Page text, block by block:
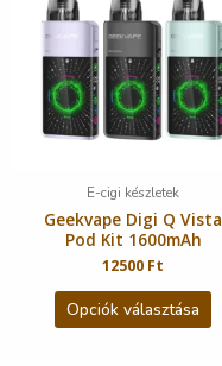
E-cigi készletek
Geekvape Digi Q Vista
Pod Kit 1600mAh
12500 Ft
Opciók választása